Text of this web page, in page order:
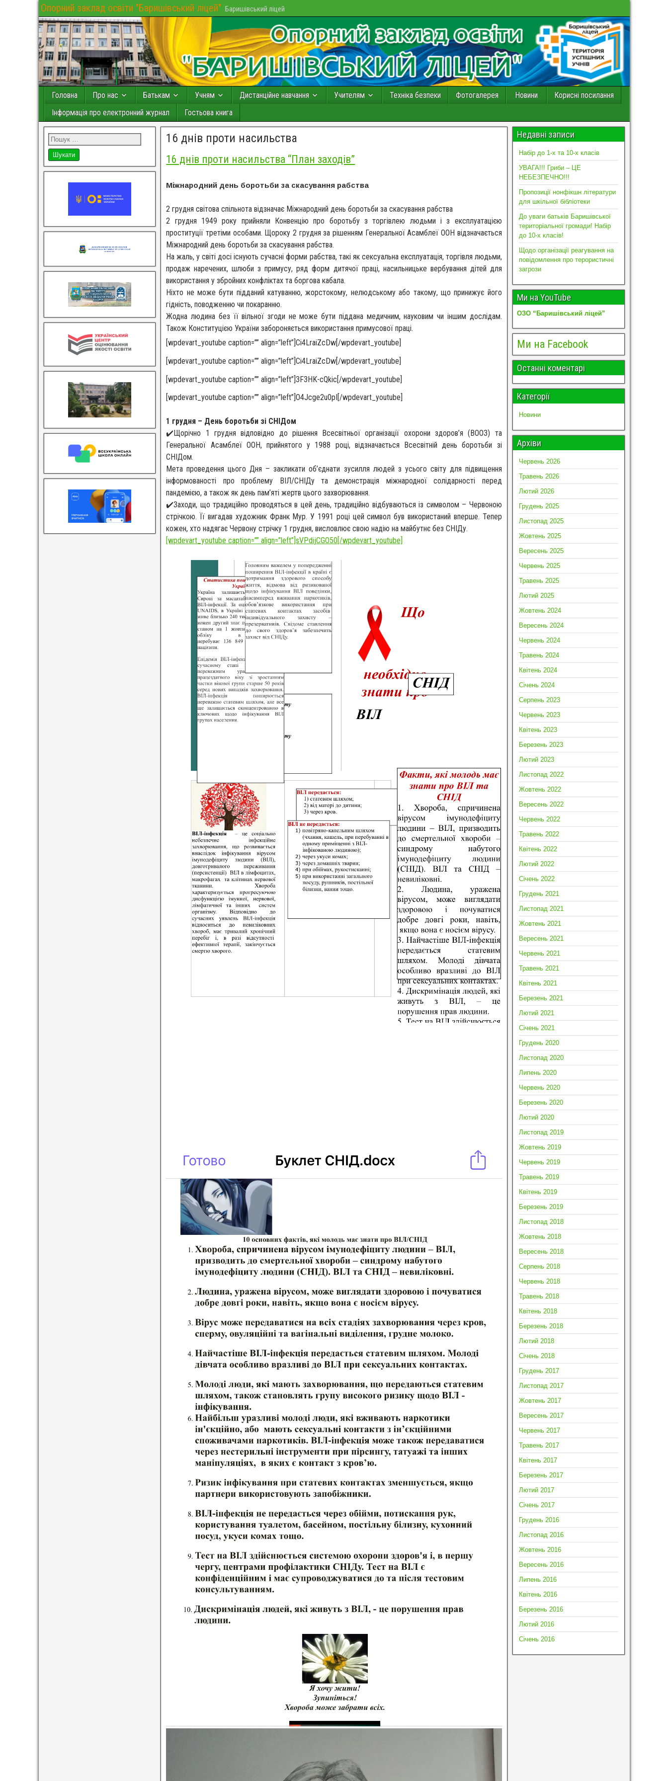
Опорний заклад освіти "Баришівський ліцей" Баришівський ліцей
Головна Про нас Батькам Учням Дистанційне навчання Учителям Техніка безпеки Фотогалерея Новини
Корисні посилання
Інформація про електронний журнал
Гостьова книга
16 днів проти насильства
16 днів проти насильства “План заходів”
Міжнародний день боротьби за скасування рабства
2 грудня світова спільнота відзначає Міжнародний день боротьби за скасування рабства
2 грудня 1949 року прийняли Конвенцію про боротьбу з торгівлею людьми і з експлуатацією
проституції третіми особами. Щороку 2 грудня за рішенням Генеральної Асамблеї ООН відзначається
Міжнародний день боротьби за скасування рабства.
На жаль, у світі досі існують сучасні форми рабства, такі як сексуальна експлуатація, торгівля людьми,
продаж наречених, шлюби з примусу, ряд форм дитячої праці, насильницьке вербування дітей для
використання у збройних конфліктах та боргова кабала.
Ніхто не може бути підданий катуванню, жорстокому, нелюдському або такому, що принижує його
гідність, поводженню чи покаранню.
Жодна людина без її вільної згоди не може бути піддана медичним, науковим чи іншим дослідам.
Також Конституцією України забороняється використання примусової праці.
[wpdevart_youtube caption=”” align=”left”]Ci4LraiZcDw[/wpdevart_youtube]
[wpdevart_youtube caption=”” align=”left”]Ci4LraiZcDw[/wpdevart_youtube]
[wpdevart_youtube caption=”” align=”left”]3F3HK-cQkic[/wpdevart_youtube]
[wpdevart_youtube caption=”” align=”left”]O4Jcge2u0pI[/wpdevart_youtube]
1 грудня – День боротьби зі СНІДом
✔️Щорічно 1 грудня відповідно до рішення Всесвітньої організації охорони здоров’я (ВООЗ) та
Генеральної Асамблеї ООН, прийнятого у 1988 році, відзначається Всесвітній день боротьби зі
СНІДом.
Мета проведення цього Дня – закликати об’єднати зусилля людей з усього світу для підвищення
інформованості про проблему ВІЛ/СНІДу та демонстрація міжнародної солідарності перед
пандемією, а також як день пам’яті жертв цього захворювання.
✔️Заходи, що традиційно проводяться в цей день, традиційно відбуваються із символом – Червоною
стрічкою. Її вигадав художник Франк Мур. У 1991 році цей символ був використаний вперше. Тепер
кожен, хто надягає Червону стрічку 1 грудня, висловлює свою надію на майбутнє без СНІДу.
[wpdevart_youtube caption=”” align=”left”]sVPdijCGO50[/wpdevart_youtube]
Недавні записи
Набір до 1-х та 10-х класів
УВАГА!!! Гриби – ЦЕ
НЕБЕЗПЕЧНО!!!
Пропозиції нонфікшн літератури
для шкільної бібліотеки
До уваги батьків Баришівської
територіальної громади! Набір
до 10-х класів!
Щодо організації реагування на
повідомлення про терористичні
загрози
Ми на YouTube
ОЗО “Баришівський ліцей”
Ми на Facebook
Останні коментарі
Категорії
Новини
Архіви
Червень 2026
Травень 2026
Лютий 2026
Грудень 2025
Листопад 2025
Жовтень 2025
Вересень 2025
Червень 2025
Травень 2025
Лютий 2025
Жовтень 2024
Вересень 2024
Червень 2024
Травень 2024
Квітень 2024
Січень 2024
Серпень 2023
Червень 2023
Квітень 2023
Березень 2023
Лютий 2023
Листопад 2022
Жовтень 2022
Вересень 2022
Червень 2022
Травень 2022
Квітень 2022
Лютий 2022
Січень 2022
Грудень 2021
Листопад 2021
Жовтень 2021
Вересень 2021
Червень 2021
Травень 2021
Квітень 2021
Березень 2021
Лютий 2021
Січень 2021
Грудень 2020
Листопад 2020
Липень 2020
Червень 2020
Березень 2020
Лютий 2020
Листопад 2019
Жовтень 2019
Червень 2019
Травень 2019
Квітень 2019
Березень 2019
Листопад 2018
Жовтень 2018
Вересень 2018
Серпень 2018
Червень 2018
Травень 2018
Квітень 2018
Березень 2018
Лютий 2018
Січень 2018
Грудень 2017
Листопад 2017
Жовтень 2017
Вересень 2017
Червень 2017
Травень 2017
Квітень 2017
Березень 2017
Лютий 2017
Січень 2017
Грудень 2016
Листопад 2016
Жовтень 2016
Вересень 2016
Липень 2016
Квітень 2016
Березень 2016
Лютий 2016
Січень 2016